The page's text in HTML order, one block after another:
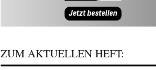
ZUM AKTUELLEN HEFT: